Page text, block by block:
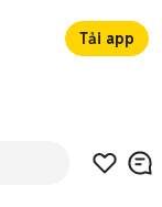
Tải app